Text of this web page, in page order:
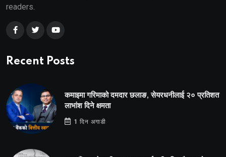
readers.
Recent Posts
कमाइमा गरिमाको दमदार छलाङ, सेयरधनीलाई २० प्रतिशत
लाभांश दिने क्षमता
1 दिन अगाडी